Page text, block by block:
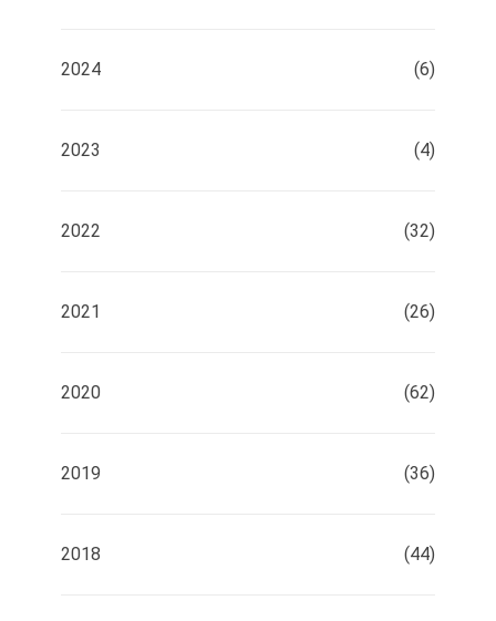
2024 (6)
2023 (4)
2022 (32)
2021 (26)
2020 (62)
2019 (36)
2018 (44)